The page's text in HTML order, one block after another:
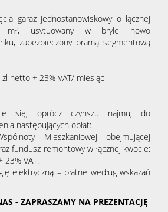
garaż jednostanowiskowy o łącznej
m², usytuowany w bryle nowo
zabezpieczony bramą segmentową
netto + 23% VAT/ miesiąc
się, oprócz czynszu najmu, do
następujących opłat:
Mieszkaniowej obejmującej
fundusz remontowy w łącznej kwocie:
23% VAT.
elektryczną – płatne według wskazań
- ZAPRASZAMY NA PREZENTACJĘ